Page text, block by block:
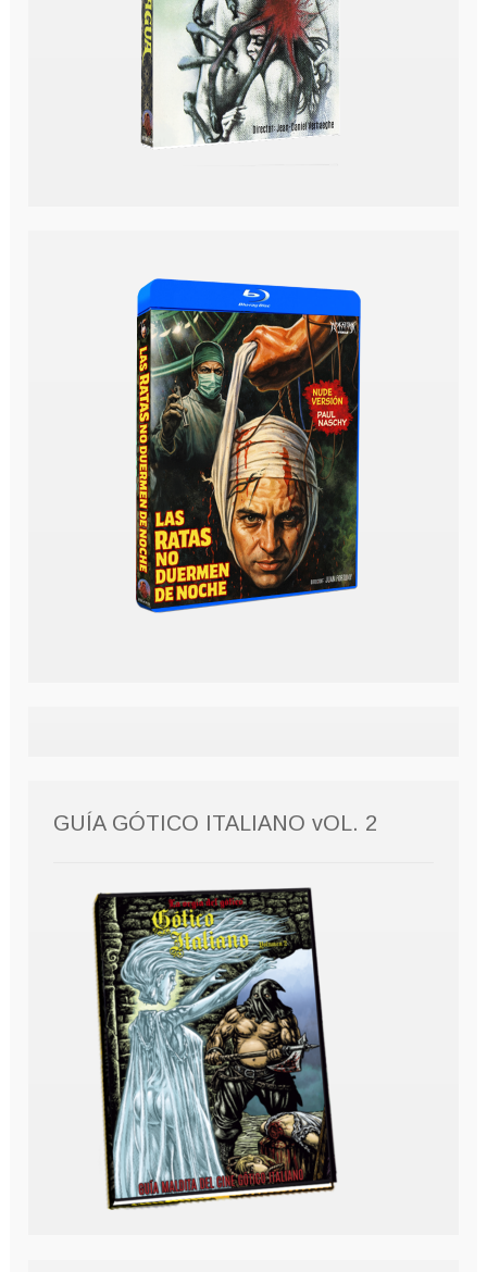
GUÍA GÓTICO ITALIANO vOL. 2